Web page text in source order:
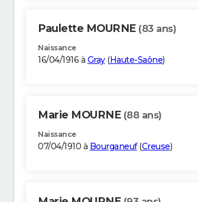
Paulette MOURNE (83 ans)
Naissance
16/04/1916 à Gray(Haute-Saône)
Marie MOURNE (88 ans)
Naissance
07/04/1910 à Bourganeuf(Creuse)